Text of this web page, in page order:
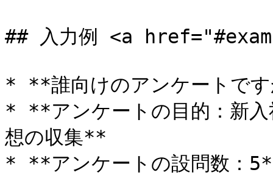
## 入力例 <a
* **誰向けのアンケートで
* **アンケートの目的：新入
想の収集**
* **アンケートの設問数：